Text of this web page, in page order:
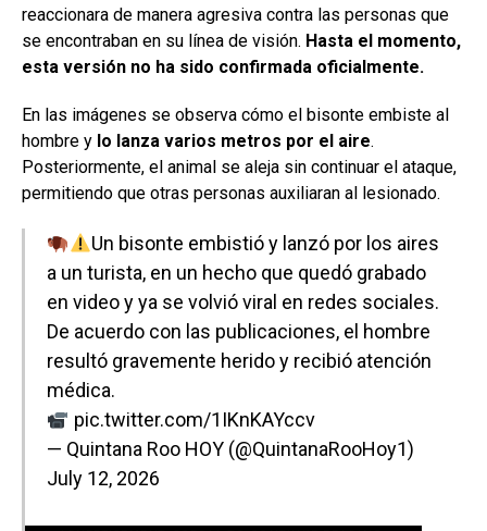
reaccionara de manera agresiva contra las personas que
se encontraban en su línea de visión. Hasta el momento,
esta versión no ha sido confirmada oficialmente.
En las imágenes se observa cómo el bisonte embiste al
hombre y lo lanza varios metros por el aire.
Posteriormente, el animal se aleja sin continuar el ataque,
permitiendo que otras personas auxiliaran al lesionado.
Un bisonte embistió y lanzó por los aires
a un turista, en un hecho que quedó grabado
en video y ya se volvió viral en redes sociales.
De acuerdo con las publicaciones, el hombre
resultó gravemente herido y recibió atención
médica.
pic.twitter.com/1IKnKAYccv
— Quintana Roo HOY (@QuintanaRooHoy1)
July 12, 2026